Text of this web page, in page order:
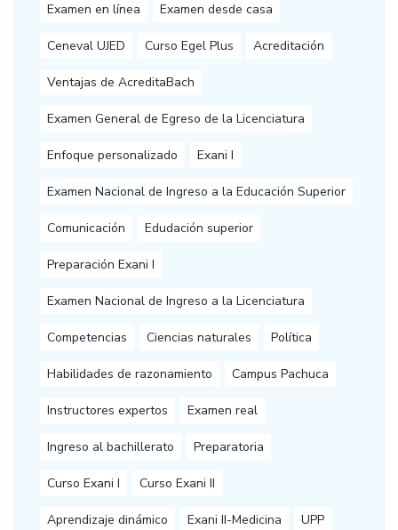
Examen en línea Examen desde casa
Ceneval UJED Curso Egel Plus Acreditación
Ventajas de AcreditaBach
Examen General de Egreso de la Licenciatura
Enfoque personalizado Exani I
Examen Nacional de Ingreso a la Educación Superior
Comunicación Edudación superior
Preparación Exani I
Examen Nacional de Ingreso a la Licenciatura
Competencias Ciencias naturales Política
Habilidades de razonamiento Campus Pachuca
Instructores expertos Examen real
Ingreso al bachillerato Preparatoria
Curso Exani I Curso Exani II
Aprendizaje dinámico Exani II-Medicina UPP